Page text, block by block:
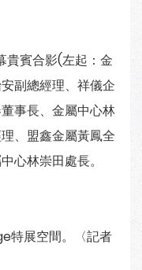
貴賓合影(左起：金
副總經理、祥儀企
事長、金屬中心林
、盟鑫金屬黃鳳全
心林崇田處長。
特展空間。〈記者